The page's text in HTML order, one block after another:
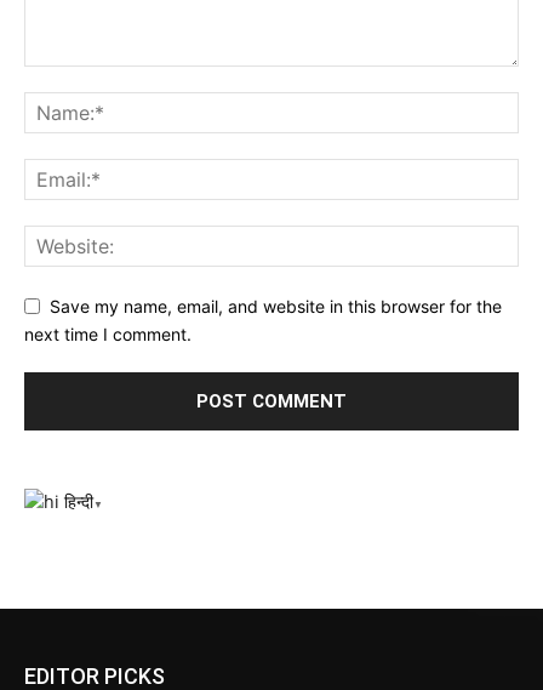
Save my name, email, and website in this browser for the
next time I comment.
हिन्दी▼
EDITOR PICKS